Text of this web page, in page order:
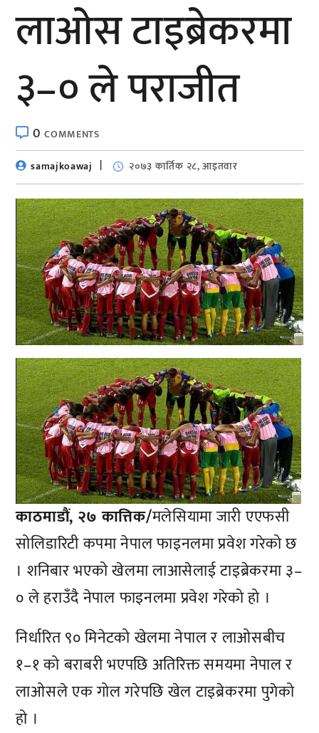
लाओस टाइब्रेकरमा
३–० ले पराजीत
0COMMENTS
samajkoawaj
२०७३ कार्तिक २८, आइतवार
काठमाडौं, २७ कात्तिक/मलेसियामा जारी एएफसी
सोलिडारिटी कपमा नेपाल फाइनलमा प्रवेश गरेको छ
। शनिबार भएको खेलमा लाआसेलाई टाइब्रेकरमा ३–
० ले हराउँदै नेपाल फाइनलमा प्रवेश गरेको हो ।
निर्धारित ९० मिनेटको खेलमा नेपाल र लाओसबीच
१–१ को बराबरी भएपछि अतिरिक्त समयमा नेपाल र
लाओसले एक गोल गरेपछि खेल टाइब्रेकरमा पुगेको
हो ।